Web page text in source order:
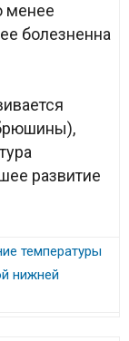
менее
болезненна
развитие
температуры
нижней